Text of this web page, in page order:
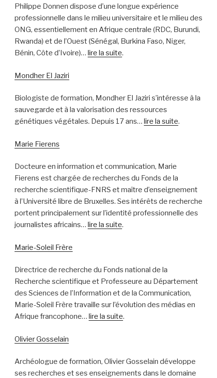
Philippe Donnen dispose d’une longue expérience
professionnelle dans le milieu universitaire et le milieu des
ONG, essentiellement en Afrique centrale (RDC, Burundi,
Rwanda) et de l’Ouest (Sénégal, Burkina Faso, Niger,
Bénin, Côte d’Ivoire)… lire la suite.
Mondher El Jaziri
Biologiste de formation, Mondher El Jaziri s’intéresse à la
sauvegarde et à la valorisation des ressources
génétiques végétales. Depuis 17 ans… lire la suite.
Marie Fierens
Docteure en information et communication, Marie
Fierens est chargée de recherches du Fonds de la
recherche scientifique-FNRS et maître d’enseignement
à l’Université libre de Bruxelles. Ses intérêts de recherche
portent principalement sur l’identité professionnelle des
journalistes africains… lire la suite.
Marie-Soleil Frère
Directrice de recherche du Fonds national de la
Recherche scientifique et Professeure au Département
des Sciences de l’Information et de la Communication,
Marie-Soleil Frère travaille sur l’évolution des médias en
Afrique francophone… lire la suite.
Olivier Gosselain
Archéologue de formation, Olivier Gosselain développe
ses recherches et ses enseignements dans le domaine